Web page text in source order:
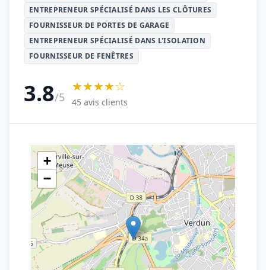
ENTREPRENEUR SPÉCIALISÉ DANS LES CLÔTURES
FOURNISSEUR DE PORTES DE GARAGE
ENTREPRENEUR SPÉCIALISÉ DANS L'ISOLATION
FOURNISSEUR DE FENÊTRES
3.8/5
★★★★☆
45 avis clients
+
−